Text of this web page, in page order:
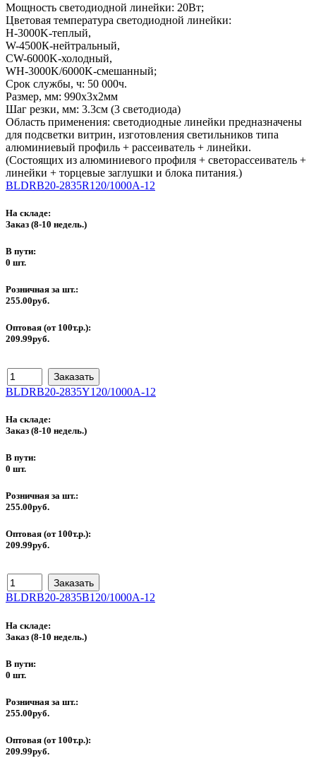
Мощность светодиодной линейки: 20Вт;
Цветовая температура светодиодной линейки:
H-3000K-теплый,
W-4500К-нейтральный,
CW-6000K-холодный,
WH-3000K/6000K-смешанный;
Срок службы, ч: 50 000ч.
Размер, мм: 990х3х2мм
Шаг резки, мм: 3.3см (3 светодиода)
Область применения: светодиодные линейки предназначены
для подсветки витрин, изготовления светильников типа
алюминиевый профиль + рассеиватель + линейки.
(Состоящих из алюминиевого профиля + светорассеиватель +
линейки + торцевые заглушки и блока питания.)
BLDRB20-2835R120/1000A-12
На складе:
Заказ (8-10 недель.)
В пути:
0 шт.
Розничная за шт.:
255.00руб.
Оптовая (от 100т.р.):
209.99руб.
BLDRB20-2835Y120/1000A-12
На складе:
Заказ (8-10 недель.)
В пути:
0 шт.
Розничная за шт.:
255.00руб.
Оптовая (от 100т.р.):
209.99руб.
BLDRB20-2835B120/1000A-12
На складе:
Заказ (8-10 недель.)
В пути:
0 шт.
Розничная за шт.:
255.00руб.
Оптовая (от 100т.р.):
209.99руб.